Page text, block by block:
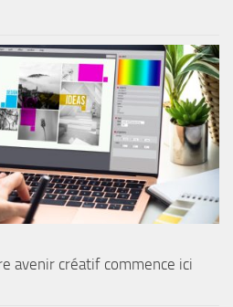
avenir créatif commence ici